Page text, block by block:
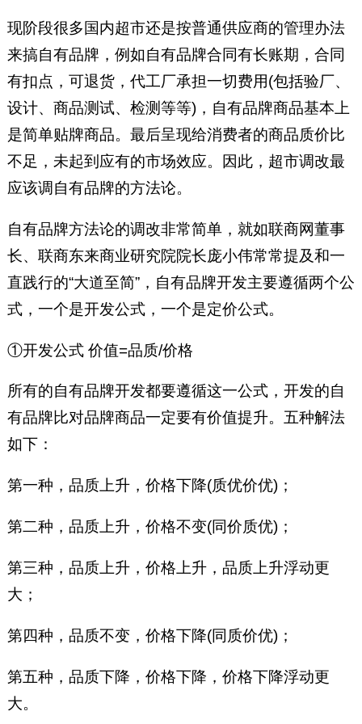
现阶段很多国内超市还是按普通供应商的管理办法
来搞自有品牌，例如自有品牌合同有长账期，合同
有扣点，可退货，代工厂承担一切费用(包括验厂、
设计、商品测试、检测等等)，自有品牌商品基本上
是简单贴牌商品。最后呈现给消费者的商品质价比
不足，未起到应有的市场效应。因此，超市调改最
应该调自有品牌的方法论。
自有品牌方法论的调改非常简单，就如联商网董事
长、联商东来商业研究院院长庞小伟常常提及和一
直践行的“大道至简”，自有品牌开发主要遵循两个公
式，一个是开发公式，一个是定价公式。
①开发公式 价值=品质/价格
所有的自有品牌开发都要遵循这一公式，开发的自
有品牌比对品牌商品一定要有价值提升。五种解法
如下：
第一种，品质上升，价格下降(质优价优)；
第二种，品质上升，价格不变(同价质优)；
第三种，品质上升，价格上升，品质上升浮动更
大；
第四种，品质不变，价格下降(同质价优)；
第五种，品质下降，价格下降，价格下降浮动更
大。